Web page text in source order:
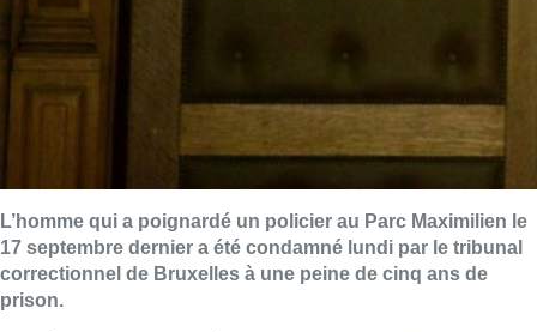
L’homme qui a poignardé un policier au Parc Maximilien le
17 septembre dernier a été condamné lundi par le tribunal
correctionnel de Bruxelles à une peine de cinq ans de
prison.